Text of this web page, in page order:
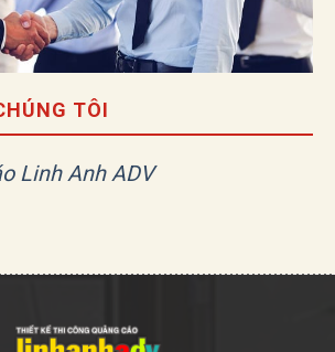
TÔI
Linh Anh ADV